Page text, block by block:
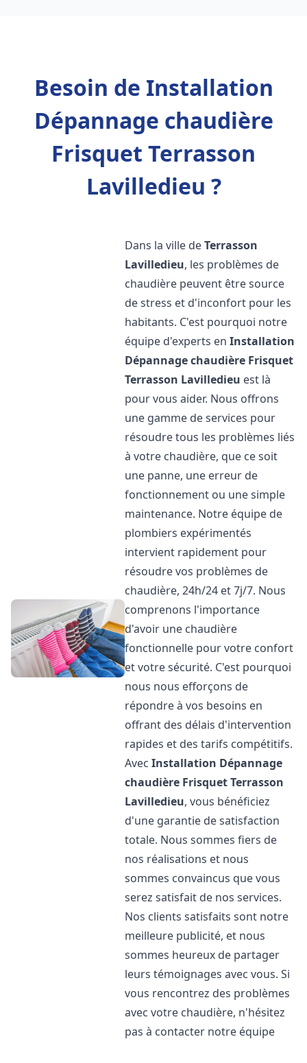
Besoin de Installation
Dépannage chaudière
Frisquet Terrasson
Lavilledieu ?
Dans la ville deTerrasson
Lavilledieu, les problèmes de
chaudière peuvent être source
de stress et d'inconfort pour les
habitants. C'est pourquoi notre
équipe d'experts enInstallation
Dépannage chaudière Frisquet
Terrasson Lavilledieu est là
pour vous aider. Nous offrons
une gamme de services pour
résoudre tous les problèmes liés
à votre chaudière, que ce soit
une panne, une erreur de
fonctionnement ou une simple
maintenance. Notre équipe de
plombiers expérimentés
intervient rapidement pour
résoudre vos problèmes de
chaudière, 24h/24 et 7j/7. Nous
comprenons l'importance
d'avoir une chaudière
fonctionnelle pour votre confort
et votre sécurité. C'est pourquoi
nous nous efforçons de
répondre à vos besoins en
offrant des délais d'intervention
rapides et des tarifs compétitifs.
AvecInstallation Dépannage
chaudière FrisquetTerrasson
Lavilledieu, vous bénéficiez
d'une garantie de satisfaction
totale. Nous sommes fiers de
nos réalisations et nous
sommes convaincus que vous
serez satisfait de nos services.
Nos clients satisfaits sont notre
meilleure publicité, et nous
sommes heureux de partager
leurs témoignages avec vous. Si
vous rencontrez des problèmes
avec votre chaudière, n'hésitez
pas à contacter notre équipe